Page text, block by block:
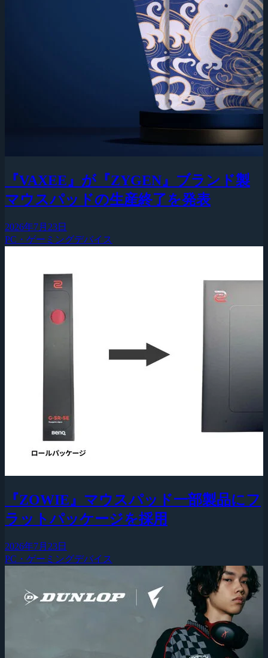
『VAXEE』が『ZYGEN』ブランド製
マウスパッドの生産終了を発表
2026年7月23日
PC・ゲーミングデバイス
『ZOWIE』マウスパッド一部製品にフ
ラットパッケージを採用
2026年7月23日
PC・ゲーミングデバイス